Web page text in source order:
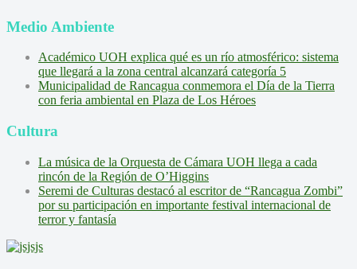
Medio Ambiente
Académico UOH explica qué es un río atmosférico: sistema
que llegará a la zona central alcanzará categoría 5
Municipalidad de Rancagua conmemora el Día de la Tierra
con feria ambiental en Plaza de Los Héroes
Cultura
La música de la Orquesta de Cámara UOH llega a cada
rincón de la Región de O’Higgins
Seremi de Culturas destacó al escritor de “Rancagua Zombi”
por su participación en importante festival internacional de
terror y fantasía